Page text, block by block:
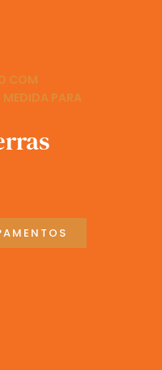
COM
PARA